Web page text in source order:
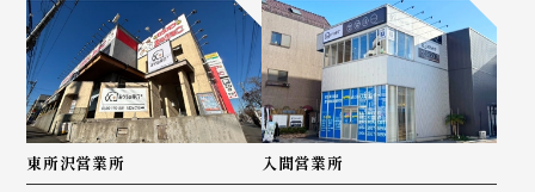
東所沢営業所 入間営業所